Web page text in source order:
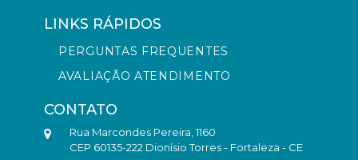
LINKS RÁPIDOS
PERGUNTAS FREQUENTES
AVALIAÇÃO ATENDIMENTO
CONTATO
Rua Marcondes Pereira, 1160
CEP 60135-222 Dionísio Torres - Fortaleza - CE